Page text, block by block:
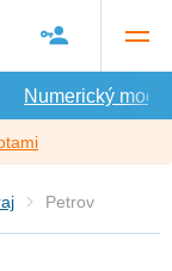
Numerický model
Petrov